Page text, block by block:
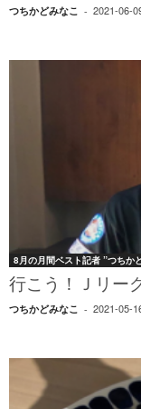
つちかどみなこ - 2021-06-
8月の月間ベスト記者 ”つちか
行こう！Ｊリー
つちかどみなこ - 2021-05-